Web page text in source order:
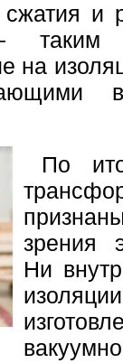
сжатия и
на
По
зрения
Ни